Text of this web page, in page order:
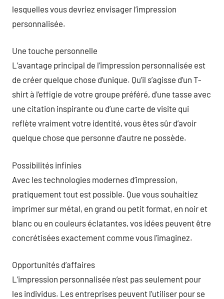
lesquelles vous devriez envisager l’impression
personnalisée.
Une touche personnelle
L’avantage principal de l’impression personnalisée est
de créer quelque chose d’unique. Qu’il s’agisse d’un T-
shirt à l’effigie de votre groupe préféré, d’une tasse avec
une citation inspirante ou d’une carte de visite qui
reflète vraiment votre identité, vous êtes sûr d’avoir
quelque chose que personne d’autre ne possède.
Possibilités infinies
Avec les technologies modernes d’impression,
pratiquement tout est possible. Que vous souhaitiez
imprimer sur métal, en grand ou petit format, en noir et
blanc ou en couleurs éclatantes, vos idées peuvent être
concrétisées exactement comme vous l’imaginez.
Opportunités d’affaires
L’impression personnalisée n’est pas seulement pour
les individus. Les entreprises peuvent l’utiliser pour se